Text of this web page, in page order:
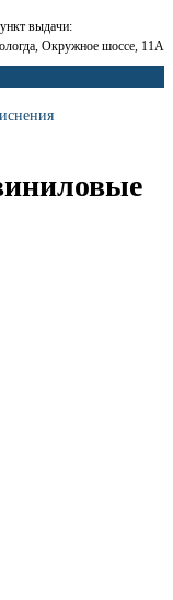
выдачи:
Окружное шоссе, 11А